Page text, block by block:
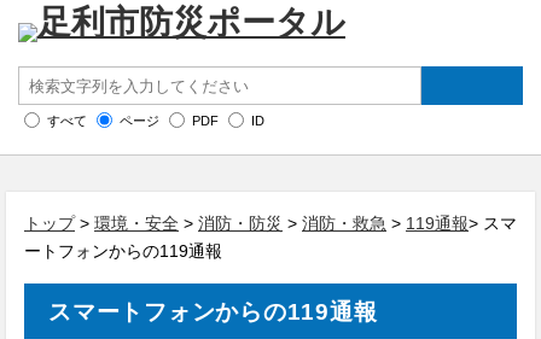
すべて ページ PDF ID
トップ> 環境・安全 > 消防・防災 > 消防・救急 > 119通報> スマ
ートフォンからの119通報
スマートフォンからの119通報